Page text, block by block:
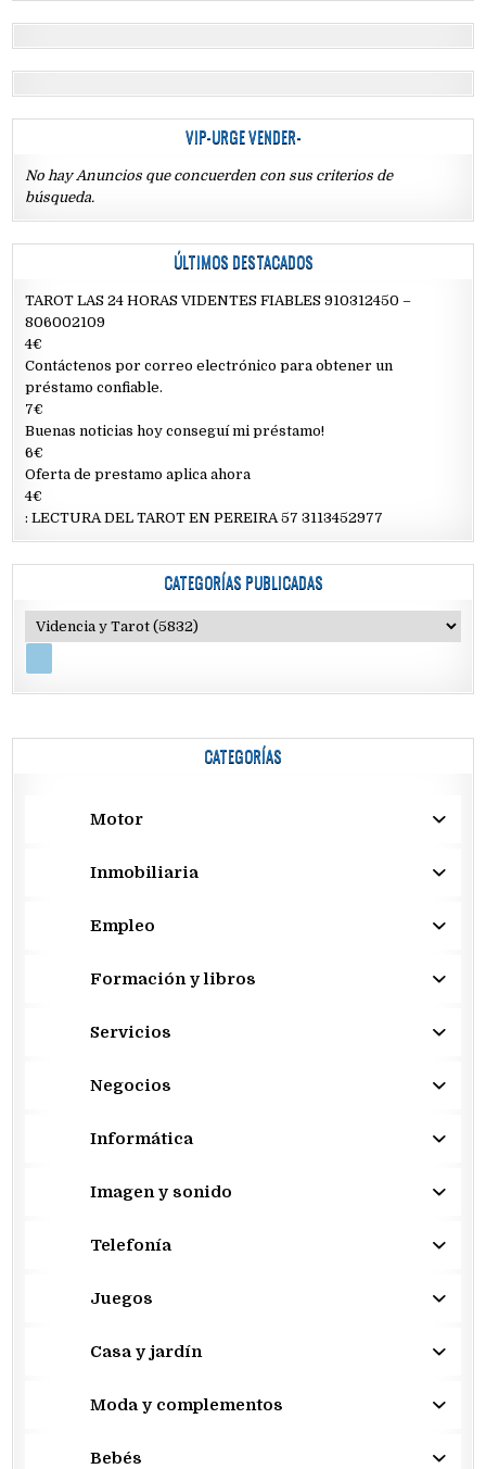
VIP-URGE VENDER-
No hay Anuncios que concuerden con sus criterios de
búsqueda.
ÚLTIMOS DESTACADOS
TAROT LAS 24 HORAS VIDENTES FIABLES 910312450 –
806002109
4€
Contáctenos por correo electrónico para obtener un
préstamo confiable.
7€
Buenas noticias hoy conseguí mi préstamo!
6€
Oferta de prestamo aplica ahora
4€
: LECTURA DEL TAROT EN PEREIRA 57 3113452977
CATEGORÍAS PUBLICADAS
CATEGORÍAS
Motor
Inmobiliaria
Empleo
Formación y libros
Servicios
Negocios
Informática
Imagen y sonido
Telefonía
Juegos
Casa y jardín
Moda y complementos
Bebés